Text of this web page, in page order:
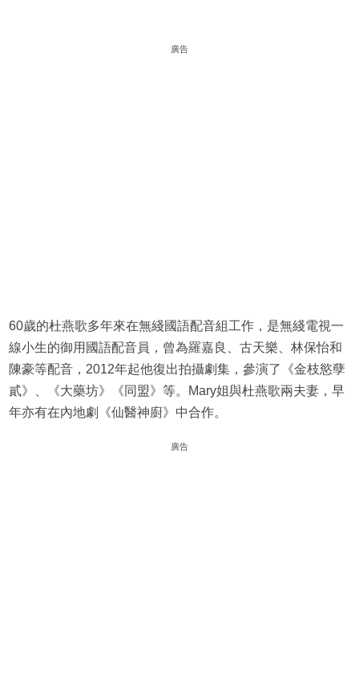
廣告
60歲的杜燕歌多年來在無綫國語配音組工作，是無綫電視一
線小生的御用國語配音員，曾為羅嘉良、古天樂、林保怡和
陳豪等配音，2012年起他復出拍攝劇集，參演了《金枝慾孽
貳》、《大藥坊》《同盟》等。Mary姐與杜燕歌兩夫妻，早
年亦有在內地劇《仙醫神廚》中合作。
廣告